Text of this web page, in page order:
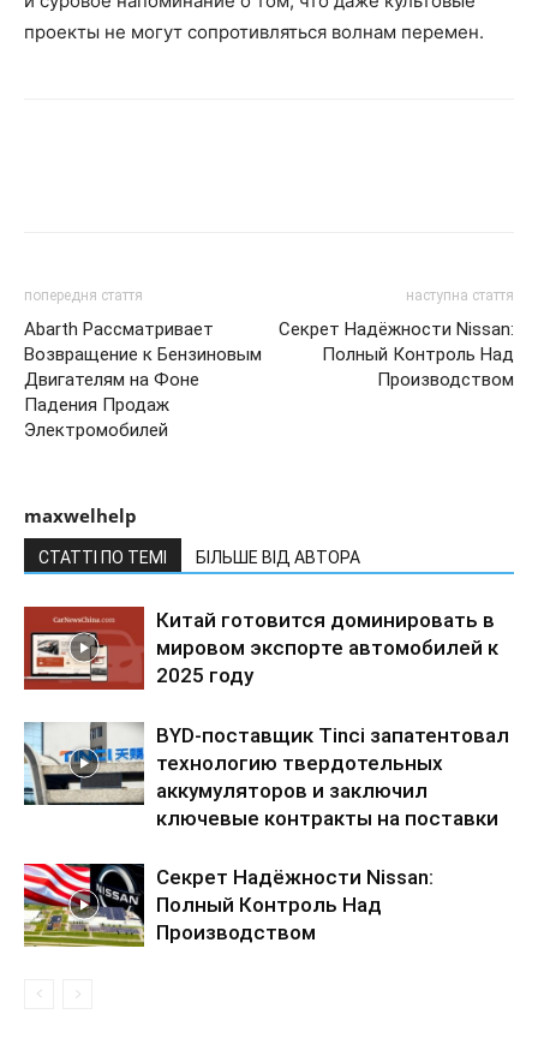
проекты не могут сопротивляться волнам перемен.
попередня стаття
Abarth Рассматривает
Возвращение к Бензиновым
Двигателям на Фоне
Падения Продаж
Электромобилей
наступна стаття
Секрет Надёжности Nissan:
Полный Контроль Над
Производством
maxwelhelp
СТАТТІ ПО ТЕМІ БІЛЬШЕ ВІД АВТОРА
Китай готовится доминировать в
мировом экспорте автомобилей к
2025 году
BYD-поставщик Tinci запатентовал
технологию твердотельных
аккумуляторов и заключил
ключевые контракты на поставки
Секрет Надёжности Nissan:
Полный Контроль Над
Производством